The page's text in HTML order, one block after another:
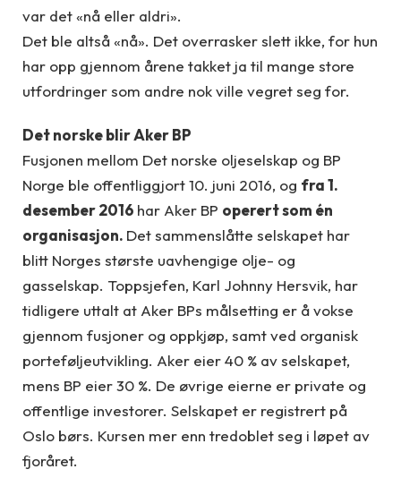
var det «nå eller aldri».
Det ble altså «nå». Det overrasker slett ikke, for hun
har opp gjennom årene takket ja til mange store
utfordringer som andre nok ville vegret seg for.
Det norske blir Aker BP
Fusjonen mellom Det norske oljeselskap og BP
Norge ble offentliggjort 10. juni 2016, og fra 1.
desember 2016 har Aker BP operert som én
organisasjon. Det sammenslåtte selskapet har
blitt Norges største uavhengige olje- og
gasselskap. Toppsjefen, Karl Johnny Hersvik, har
tidligere uttalt at Aker BPs målsetting er å vokse
gjennom fusjoner og oppkjøp, samt ved organisk
porteføljeutvikling. Aker eier 40 % av selskapet,
mens BP eier 30 %. De øvrige eierne er private og
offentlige investorer. Selskapet er registrert på
Oslo børs. Kursen mer enn tredoblet seg i løpet av
fjoråret.